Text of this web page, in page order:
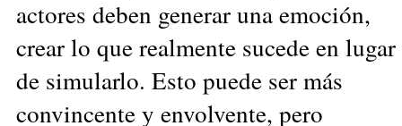
actores deben generar una emoción,
crear lo que realmente sucede en lugar
de simularlo. Esto puede ser más
convincente y envolvente, pero